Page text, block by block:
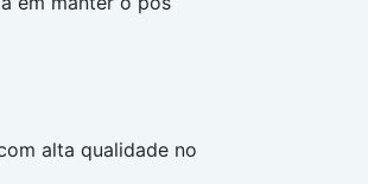
alta qualidade no